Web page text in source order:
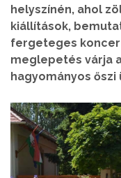
helyszínén, ahol
kiállítások,
fergeteges
meglepetés várja
hagyományos őszi